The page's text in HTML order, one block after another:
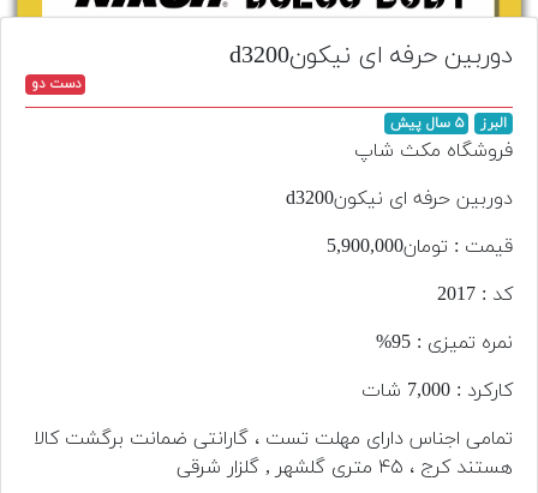
تجهیزات
مکث
افزودن
دست
قیمت
بله
دوربین حرفه ای نیکونd3200
دست دو
البرز ۵ سال پیش
فروشگاه مکث شاپ
دوربین حرفه ای نیکونd3200
قیمت : تومان5,900,000
کد : 2017
نمره تمیزی : 95%
کارکرد : 7,000 شات
تمامی اجناس دارای مهلت تست ، گارانتی ضمانت برگشت کالا
هستند کرج ، ۴۵ متری گلشهر , گلزار شرقی